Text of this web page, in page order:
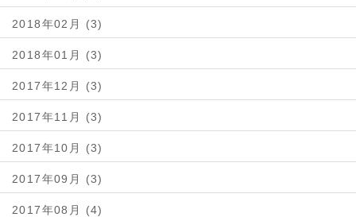
2018年02月 (3)
2018年01月 (3)
2017年12月 (3)
2017年11月 (3)
2017年10月 (3)
2017年09月 (3)
2017年08月 (4)